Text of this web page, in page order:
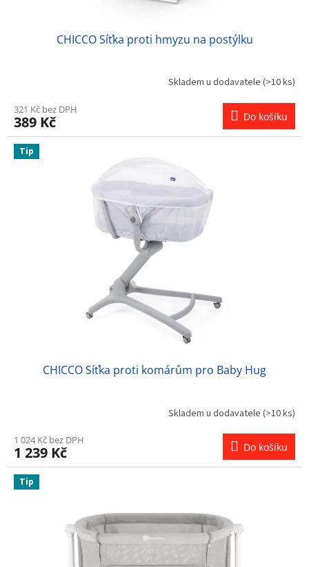
CHICCO Síťka proti hmyzu na postýlku
Skladem u dodavatele (>10 ks)
321 Kč bez DPH
389 Kč Do košíku
Tip
CHICCO Síťka proti komárům pro Baby Hug
Skladem u dodavatele (>10 ks)
1 024 Kč bez DPH
1 239 Kč Do košíku
Tip